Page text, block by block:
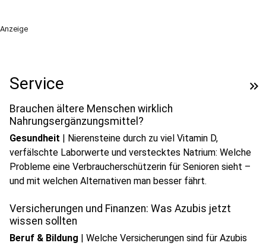
Anzeige
Service keyboard_double_arrow_right
Brauchen ältere Menschen wirklich
Nahrungsergänzungsmittel?
Gesundheit | Nierensteine durch zu viel Vitamin D,
verfälschte Laborwerte und verstecktes Natrium: Welche
Probleme eine Verbraucherschützerin für Senioren sieht –
und mit welchen Alternativen man besser fährt.
Versicherungen und Finanzen: Was Azubis jetzt
wissen sollten
Beruf & Bildung | Welche Versicherungen sind für Azubis